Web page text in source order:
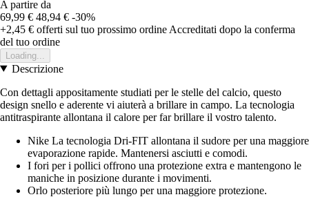
A partire da
69,99 € 48,94 € -30%
+2,45 € offerti sul tuo prossimo ordine Accreditati dopo la conferma
del tuo ordine
Loading...
Descrizione
Con dettagli appositamente studiati per le stelle del calcio, questo
design snello e aderente vi aiuterà a brillare in campo. La tecnologia
antitraspirante allontana il calore per far brillare il vostro talento.
Nike La tecnologia Dri-FIT allontana il sudore per una maggiore
evaporazione rapide. Mantenersi asciutti e comodi.
I fori per i pollici offrono una protezione extra e mantengono le
maniche in posizione durante i movimenti.
Orlo posteriore più lungo per una maggiore protezione.